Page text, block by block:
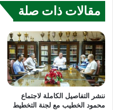
مقالات ذات صلة
ننشر التفاصيل الكاملة لاجتماع
محمود الخطيب مع لجنة التخطيط